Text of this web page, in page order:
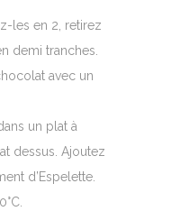
les en 2, retirez
demi tranches.
avec un
un plat à
dessus. Ajoutez
d’Espelette.